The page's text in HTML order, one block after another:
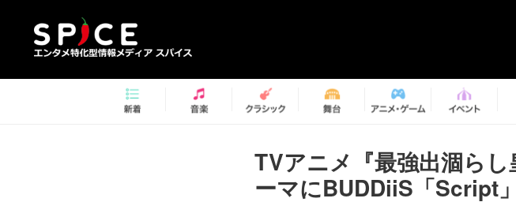
TVアニメ『最強出涸ら
ーマにBUDDiiS「Script